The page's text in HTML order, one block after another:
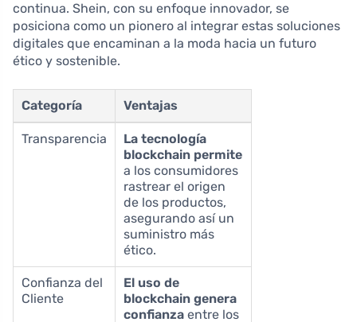
continua. Shein, con su enfoque innovador, se
posiciona como un pionero al integrar estas soluciones
digitales que encaminan a la moda hacia un futuro
ético y sostenible.
Categoría Ventajas
Transparencia
La tecnología
blockchain permite
a los consumidores
rastrear el origen
de los productos,
asegurando así un
suministro más
ético.
Confianza del
Cliente
El uso de
blockchain genera
confianza entre los